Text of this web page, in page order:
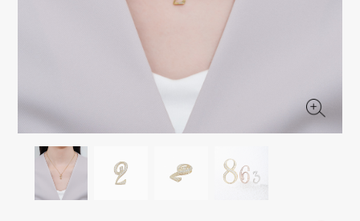
AUDEMARS PIGUET
オーデマ・ピゲ
JAEGER LE COULTRE
ジャガー・ルクルト
ハリー・ウィンストン
DUNAMIS
デュナミス
TABLE CLOCK
置き時計
ETERNITY
エタニティ
オリジナルジュエリー一覧へ